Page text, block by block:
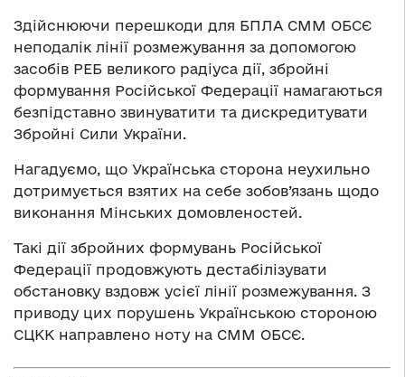
Здійснюючи перешкоди для БПЛА СММ ОБСЄ
неподалік лінії розмежування за допомогою
засобів РЕБ великого радіуса дії, збройні
формування Російської Федерації намагаються
безпідставно звинуватити та дискредитувати
Збройні Сили України.
Нагадуємо, що Українська сторона неухильно
дотримується взятих на себе зобов’язань щодо
виконання Мінських домовленостей.
Такі дії збройних формувань Російської
Федерації продовжують дестабілізувати
обстановку вздовж усієї лінії розмежування. З
приводу цих порушень Українською стороною
СЦКК направлено ноту на СММ ОБСЄ.